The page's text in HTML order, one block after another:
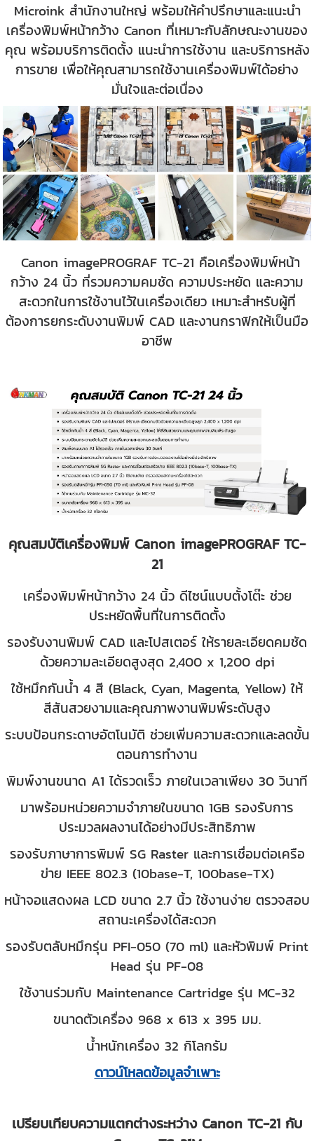
Microink สำนักงานใหญ่ พร้อมให้คำปรึกษาและแนะนำ
เครื่องพิมพ์หน้ากว้าง Canon ที่เหมาะกับลักษณะงานของ
คุณ พร้อมบริการติดตั้ง แนะนำการใช้งาน และบริการหลัง
การขาย เพื่อให้คุณสามารถใช้งานเครื่องพิมพ์ได้อย่าง
มั่นใจและต่อเนื่อง
Canon imagePROGRAF TC-21 คือเครื่องพิมพ์หน้า
กว้าง 24 นิ้ว ที่รวมความคมชัด ความประหยัด และความ
สะดวกในการใช้งานไว้ในเครื่องเดียว เหมาะสำหรับผู้ที่
ต้องการยกระดับงานพิมพ์ CAD และงานกราฟิกให้เป็นมือ
อาชีพ
คุณสมบัติเครื่องพิมพ์ Canon imagePROGRAF TC-
21
เครื่องพิมพ์หน้ากว้าง 24 นิ้ว ดีไซน์แบบตั้งโต๊ะ ช่วย
ประหยัดพื้นที่ในการติดตั้ง
รองรับงานพิมพ์ CAD และโปสเตอร์ ให้รายละเอียดคมชัด
ด้วยความละเอียดสูงสุด 2,400 x 1,200 dpi
ใช้หมึกกันน้ำ 4 สี (Black, Cyan, Magenta, Yellow) ให้
สีสันสวยงามและคุณภาพงานพิมพ์ระดับสูง
ระบบป้อนกระดาษอัตโนมัติ ช่วยเพิ่มความสะดวกและลดขั้น
ตอนการทำงาน
พิมพ์งานขนาด A1 ได้รวดเร็ว ภายในเวลาเพียง 30 วินาที
มาพร้อมหน่วยความจำภายในขนาด 1GB รองรับการ
ประมวลผลงานได้อย่างมีประสิทธิภาพ
รองรับภาษาการพิมพ์ SG Raster และการเชื่อมต่อเครือ
ข่าย IEEE 802.3 (10base-T, 100base-TX)
หน้าจอแสดงผล LCD ขนาด 2.7 นิ้ว ใช้งานง่าย ตรวจสอบ
สถานะเครื่องได้สะดวก
รองรับตลับหมึกรุ่น PFI-050 (70 ml) และหัวพิมพ์ Print
Head รุ่น PF-08
ใช้งานร่วมกับ Maintenance Cartridge รุ่น MC-32
ขนาดตัวเครื่อง 968 x 613 x 395 มม.
น้ำหนักเครื่อง 32 กิโลกรัม
ดาวน์โหลดข้อมูลจำเพาะ
เปรียบเทียบความแตกต่างระหว่าง Canon TC-21 กับ